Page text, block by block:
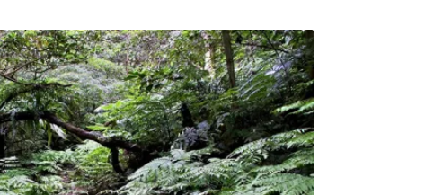
石碇外按段僅一呎之隔，長期以來拜訪這古道
寥寥數篇。​從地名看當地歷史 走訪淡蘭古道左
名的由來，據石碇地區文獻所載，是因此地位
葉、大菁下來的農民，或是從三張犁至此的旅
時刻，所帶的飯包也已變冷，在此用餐只能吃
坑」戲